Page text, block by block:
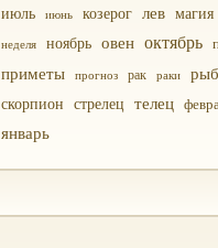
июль июнь козерог лев магия
неделя ноябрь овен октябрь
приметы прогноз рак раки
скорпион стрелец телец
январь